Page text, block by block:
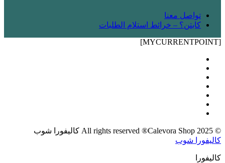
تواصل معنا
كابتن؟ – خرائط استلام الطلبات
[MYCURRENTPOINT]
© 2025 All rights reserved ®Calevora Shop كاليفورا شوب
كاليفورا شوب
كاليفورا